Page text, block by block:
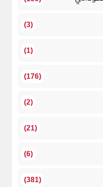
(3)
(1)
(176)
(2)
(21)
(6)
(381)